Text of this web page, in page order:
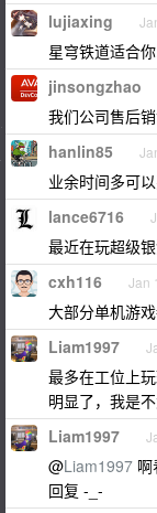
lujiaxing
星穹铁道适合
jinsongzhao
我们公司售后
hanlin85
业余时间多可
lance6716
最近在玩超级
cxh116 Jan
大部分单机游
Liam1997
最多在工位上
明显了，我是
Liam1997
@Liam1997
回复 -_-